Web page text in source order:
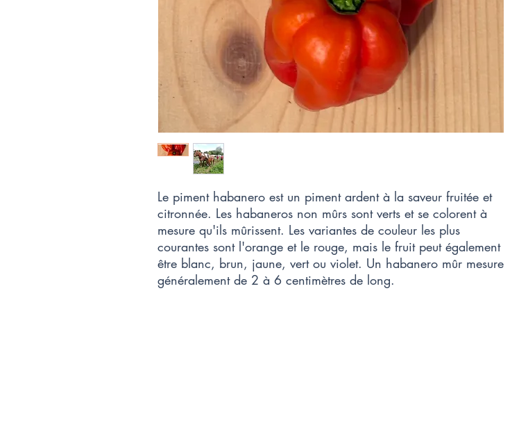
Le piment habanero est un piment ardent à la saveur fruitée et
citronnée. Les habaneros non mûrs sont verts et se colorent à
mesure qu'ils mûrissent. Les variantes de couleur les plus
courantes sont l'orange et le rouge, mais le fruit peut également
être blanc, brun, jaune, vert ou violet. Un habanero mûr mesure
généralement de 2 à 6 centimètres de long.